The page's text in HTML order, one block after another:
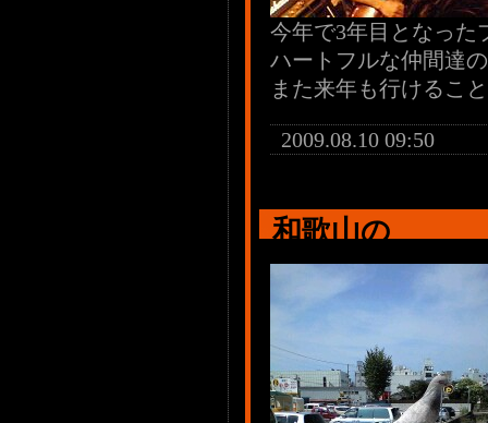
今年で3年目となった
ハートフルな仲間達
また来年も行けるこ
2009.08.10 09:50
和歌山の